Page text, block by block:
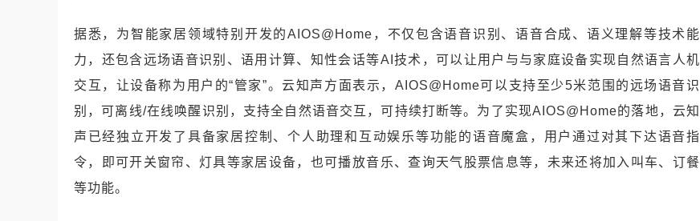
据悉，为智能家居领域特别开发的AIOS@Home，不仅包含语音识别、语音合成、语义理解等技术能
力，还包含远场语音识别、语用计算、知性会话等AI技术，可以让用户与与家庭设备实现自然语言人机
交互，让设备称为用户的“管家”。云知声方面表示，AIOS@Home可以支持至少5米范围的远场语音识
别，可离线/在线唤醒识别，支持全自然语音交互，可持续打断等。为了实现AIOS@Home的落地，云知
声已经独立开发了具备家居控制、个人助理和互动娱乐等功能的语音魔盒，用户通过对其下达语音指
令，即可开关窗帘、灯具等家居设备，也可播放音乐、查询天气股票信息等，未来还将加入叫车、订餐
等功能。